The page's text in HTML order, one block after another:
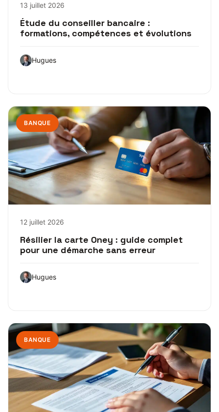
13 juillet 2026
Étude du conseiller bancaire :
formations, compétences et évolutions
Hugues
BANQUE
12 juillet 2026
Résilier la carte Oney : guide complet
pour une démarche sans erreur
Hugues
BANQUE